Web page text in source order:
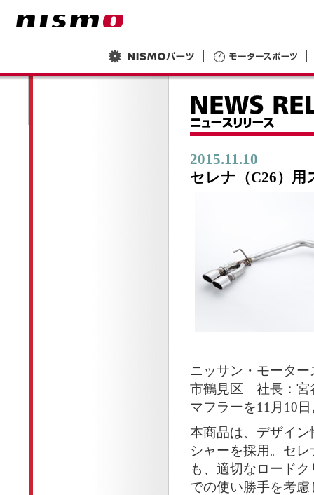
2015.11.10
セレナ（C26）
ニッサン・モータ
市鶴見区 社長：宮
マフラーを11月10
本商品は、デザイ
シャーを採用。セ
も、適切なロード
での使い勝手を考